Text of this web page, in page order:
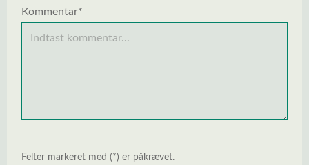
Kommentar*
Felter markeret med (*) er påkrævet.